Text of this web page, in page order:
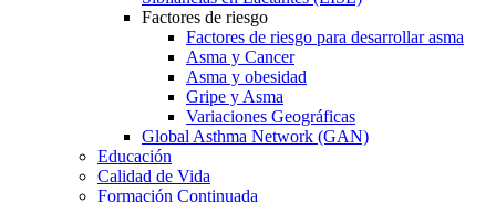
Factores de riesgo
Factores de riesgo para desarrollar asma
Asma y Cancer
Asma y obesidad
Gripe y Asma
Variaciones Geográficas
Global Asthma Network (GAN)
Educación
Calidad de Vida
Formación Continuada